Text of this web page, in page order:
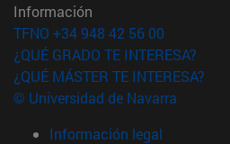
Información
TFNO +34 948 42 56 00
¿QUÉ GRADO TE INTERESA?
¿QUÉ MÁSTER TE INTERESA?
© Universidad de Navarra
Información legal